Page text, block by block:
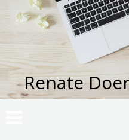
Inhalt
springen
Renate